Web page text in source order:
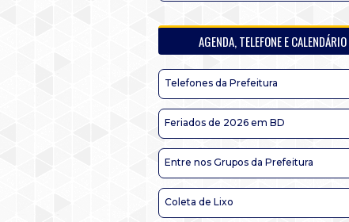
AGENDA, TELEFONE E CALENDÁRIO
Telefones da Prefeitura
Feriados de 2026 em BD
Entre nos Grupos da Prefeitura
Coleta de Lixo